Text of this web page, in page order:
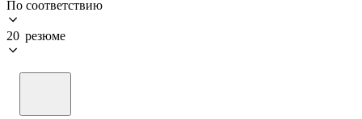
По соответствию
20 резюме